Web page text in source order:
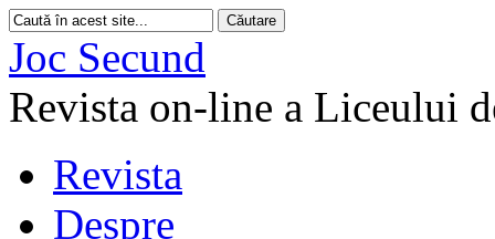
Joc Secund
Revista on-line a Liceului
Revista
Despre